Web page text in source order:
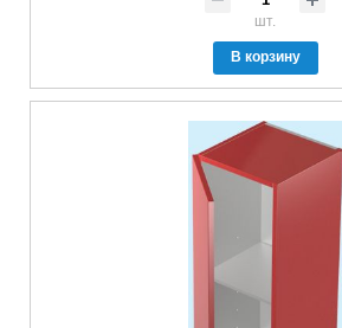
шт.
В корзину